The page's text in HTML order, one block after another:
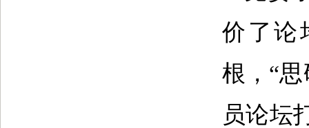
价了论
根，“
员论坛